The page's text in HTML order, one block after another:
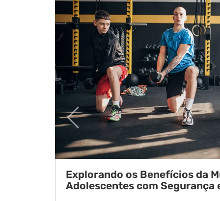
Explorando os Benefícios da
Adolescentes com Segurança